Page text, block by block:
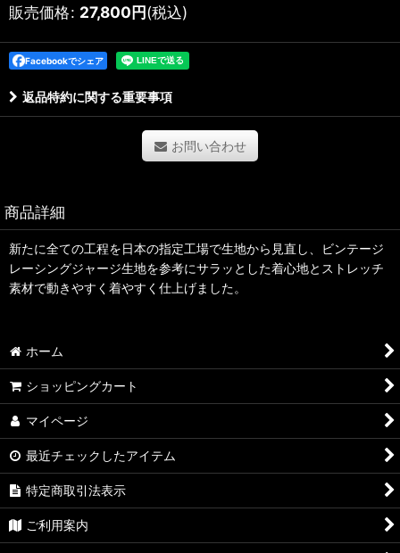
販売価格: 27,800円(税込)
Facebookでシェア
返品特約に関する重要事項
お問い合わせ
商品詳細
新たに全ての工程を日本の指定工場で生地から見直し、ビンテージ
レーシングジャージ生地を参考にサラッとした着心地とストレッチ
素材で動きやすく着やすく仕上げました。
ホーム
ショッピングカート
マイページ
最近チェックしたアイテム
特定商取引法表示
ご利用案内